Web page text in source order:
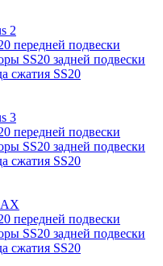
2
передней подвески
SS20 задней подвески
сжатия SS20
3
передней подвески
SS20 задней подвески
сжатия SS20
передней подвески
SS20 задней подвески
сжатия SS20